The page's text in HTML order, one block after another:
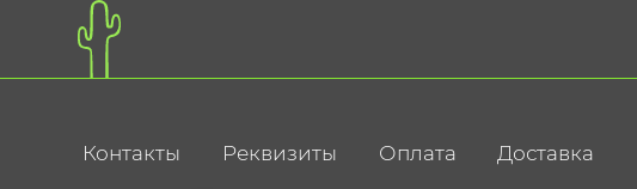
Контакты Реквизиты Оплата Доставка